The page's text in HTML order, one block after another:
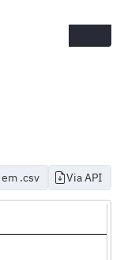
.csv Via API